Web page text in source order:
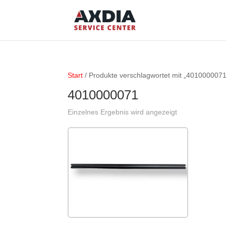
Start / Produkte verschlagwortet mit
4010000071
Einzelnes Ergebnis wird angezeigt